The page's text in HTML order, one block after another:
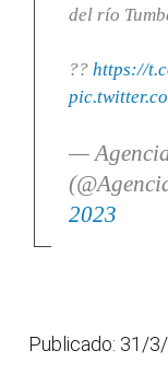
del río
?? https://
—
2023
Publicado: 31/